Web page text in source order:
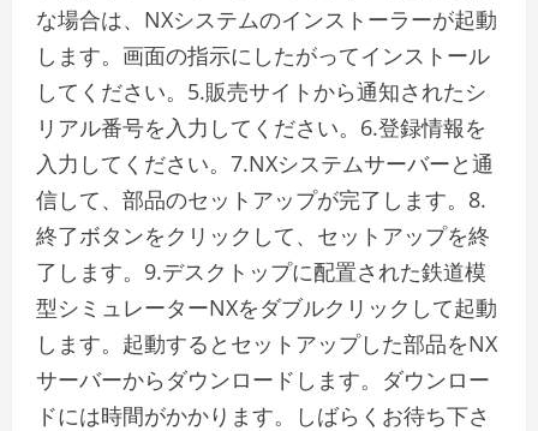
な場合は、NXシステムのインストーラーが起動
します。画面の指示にしたがってインストール
してください。5.販売サイトから通知されたシ
リアル番号を入力してください。6.登録情報を
入力してください。7.NXシステムサーバーと通
信して、部品のセットアップが完了します。8.
終了ボタンをクリックして、セットアップを終
了します。9.デスクトップに配置された鉄道模
型シミュレーターNXをダブルクリックして起動
します。起動するとセットアップした部品をNX
サーバーからダウンロードします。ダウンロー
ドには時間がかかります。しばらくお待ち下さ